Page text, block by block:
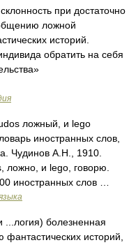
при достаточно
ложной
историй.
обратить на себя
ложный, и lego
иностранных слов,
Чудинов А.Н., 1910.
и lego, говорю.
иностранных слов …
болезненная
историй,